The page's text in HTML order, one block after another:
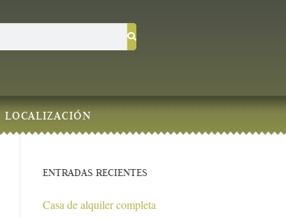
LOCALIZACIÓN
ENTRADAS RECIENTES
Casa de alquiler completa